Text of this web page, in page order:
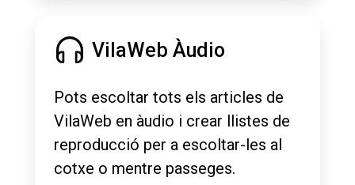
VilaWeb Àudio
Pots escoltar tots els articles de
VilaWeb en àudio i crear llistes de
reproducció per a escoltar-les al
cotxe o mentre passeges.